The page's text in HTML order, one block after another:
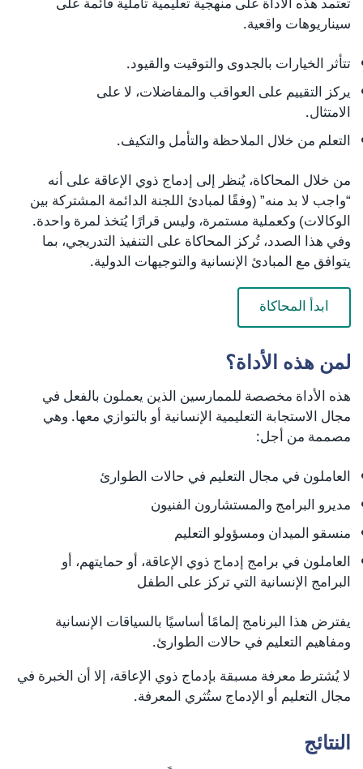
تعتمد هذه الأداة على منهجية تعليمية تأملية قائمة على
سيناريوهات واقعية.
تتأثر الخيارات بالجدوى والتوقيت والقيود.
يركز التقييم على العواقب والمفاضلات، لا على
الامتثال.
التعلم من خلال الملاحظة والتأمل والتكيف.
من خلال المحاكاة، يُنظر إلى إدماج ذوي الإعاقة على أنه
“واجب لا بد منه” (وفقًا لمبادئ اللجنة الدائمة المشتركة بين
الوكالات) وكعملية مستمرة، وليس قرارًا يُتخذ لمرة واحدة.
وفي هذا الصدد، تُركز المحاكاة على التنفيذ التدريجي، بما
يتوافق مع المبادئ الإنسانية والتوجيهات الدولية.
ابدأ المحاكاة
لمن هذه الأداة؟
هذه الأداة مخصصة للممارسين الذين يعملون بالفعل في
مجال الاستجابة التعليمية الإنسانية أو بالتوازي معها. وهي
مصممة من أجل:
العاملون في مجال التعليم في حالات الطوارئ
مديرو البرامج والمستشارون الفنيون
منسقو الميدان ومسؤولو التعليم
العاملون في برامج إدماج ذوي الإعاقة، أو حمايتهم، أو
البرامج الإنسانية التي تركز على الطفل
يفترض هذا البرنامج إلمامًا أساسيًا بالسياقات الإنسانية
ومفاهيم التعليم في حالات الطوارئ.
لا يُشترط معرفة مسبقة بإدماج ذوي الإعاقة، إلا أن الخبرة في
مجال التعليم أو الإدماج ستُثري المعرفة.
النتائج